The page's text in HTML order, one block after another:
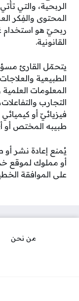
الربحية، والتي
المحتوى والفِكر
ربحيّ هو استخدام
القانونية.
يتحمّل القارئ
الطبيعية
المعلومات
التجارب
فيزيائيّ أو
طبيبه المختص أو
يُمنع إعادة نشر
أو مملوك لموقع
على الموافقة
من نحن